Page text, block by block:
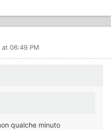
06:49 PM
qualche minuto